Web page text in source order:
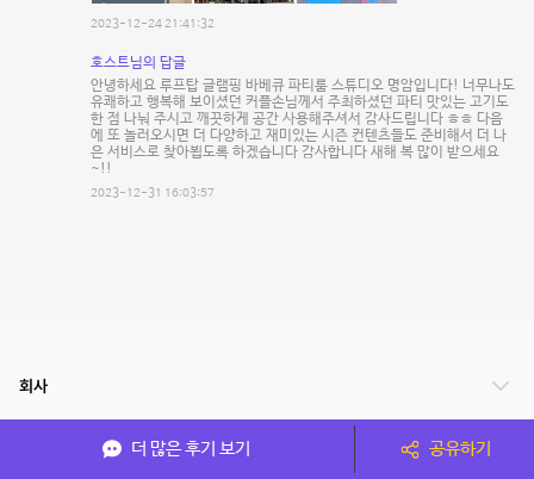
2023-12-24 21:41:32
호스트님의 답글
안녕하세요 루프탑 글램핑 바베큐 파티룸 스튜디오 명암입니다! 너무나도
유쾌하고 행복해 보이셨던 커플손님께서 주최하셨던 파티 맛있는 고기도
한 점 나눠 주시고 깨끗하게 공간 사용해주셔서 감사드립니다 ㅎㅎ 다음
에 또 놀러오시면 더 다양하고 재미있는 시즌 컨텐츠들도 준비해서 더 나
은 서비스로 찾아뵙도록 하겠습니다 감사합니다 새해 복 많이 받으세요
~!!
2023-12-31 16:03:57
더 많은 후기 보기 공유하기
회사